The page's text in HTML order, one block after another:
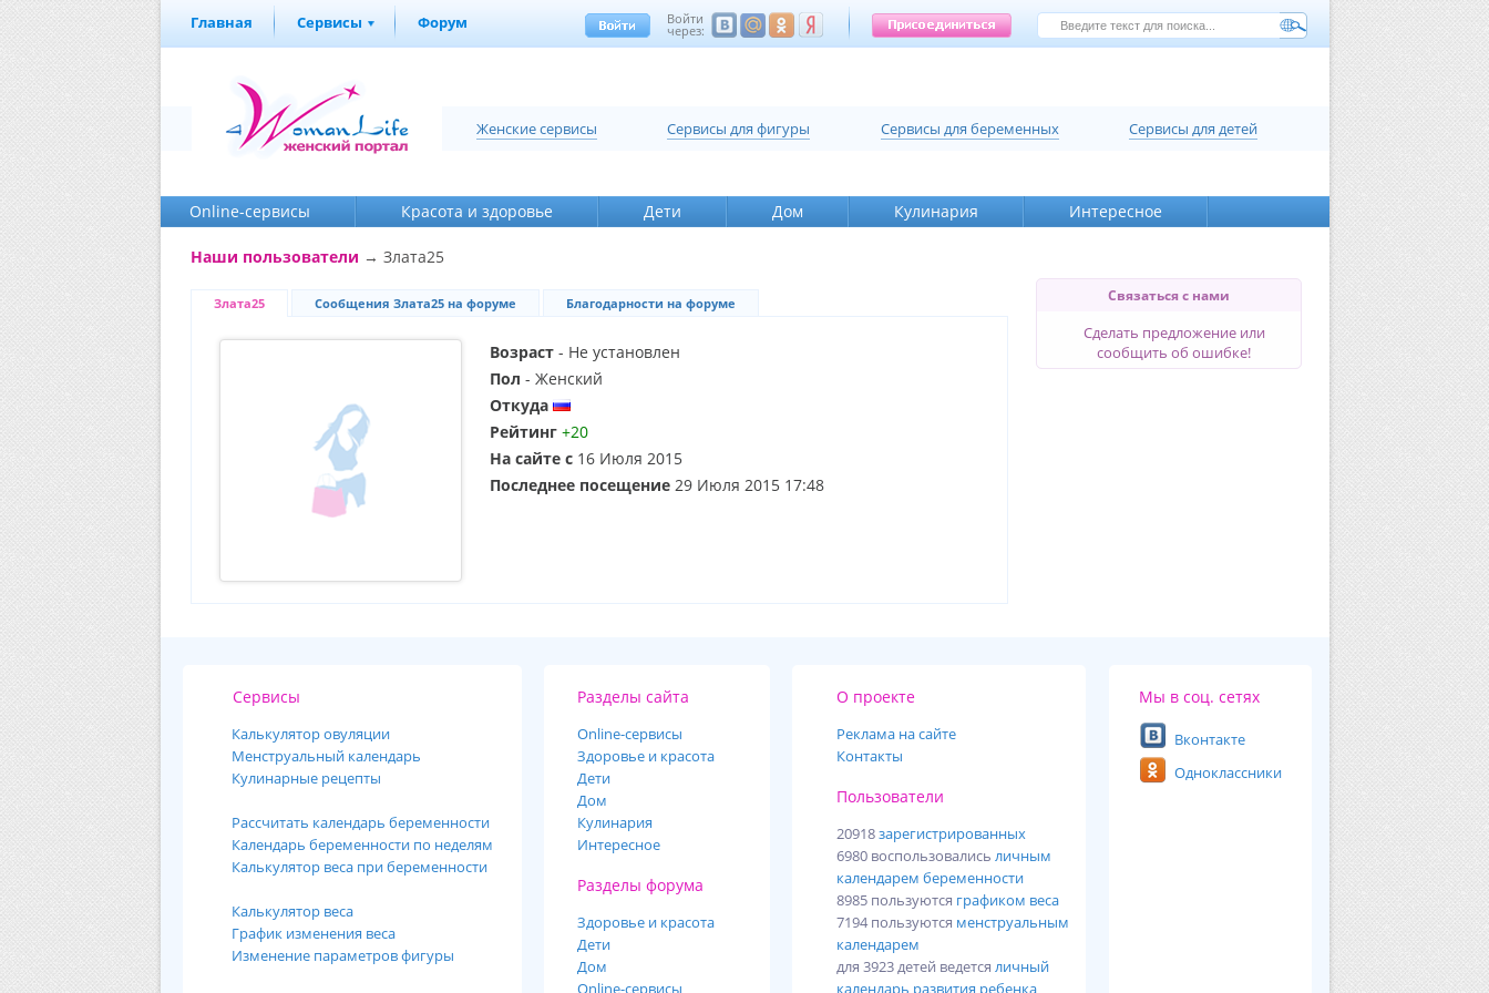
Главная Сервисы Форум Войти
через:
Женские сервисы Cервисы для фигуры Cервисы для беременных Сервисы для детей
Online-cервисы Красота и здоровье Дети Дом Кулинария Интересное
Наши пользователи → Злата25
Злата25 Сообщения Злата25 на форуме Благодарности на форуме
Возраст- Не установлен
Пол - Женский
Откуда
Рейтинг +20
На сайте с16 Июля 2015
Последнее посещение29 Июля 2015 17:48
Связаться с нами
Сделать предложение или
сообщить об ошибке!
Сервисы
Калькулятор овуляции
Менструальный календарь
Кулинарные рецепты
Рассчитать календарь беременности
Календарь беременности по неделям
Калькулятор веса при беременности
Калькулятор веса
График изменения веса
Изменение параметров фигуры
Разделы сайта
Online-cервисы
Здоровье и красота
Дети
Дом
Кулинария
Интересное
Разделы форума
Здоровье и красота
Дети
Дом
Online-сервисы
О проекте
Реклама на сайте
Контакты
Пользователи
20918зарегистрированных
6980 воспользовалисьличным
календарем беременности
8985 пользуются графиком веса
7194 пользуются менструальным
календарем
для 3923 детей ведетсяличный
календарь развития ребенка
Мы в соц. сетях
Вконтакте
Одноклассники